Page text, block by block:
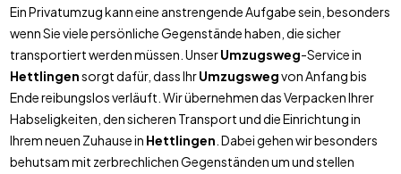
Ein Privatumzug kann eine anstrengende Aufgabe sein, besonders
wenn Sie viele persönliche Gegenstände haben, die sicher
transportiert werden müssen. UnserUmzugsweg-Service in
Hettlingensorgt dafür, dass IhrUmzugswegvon Anfang bis
Ende reibungslos verläuft. Wir übernehmen das Verpacken Ihrer
Habseligkeiten, den sicheren Transport und die Einrichtung in
Ihrem neuen Zuhause in Hettlingen . Dabei gehen wir besonders
behutsam mit zerbrechlichen Gegenständen um und stellen